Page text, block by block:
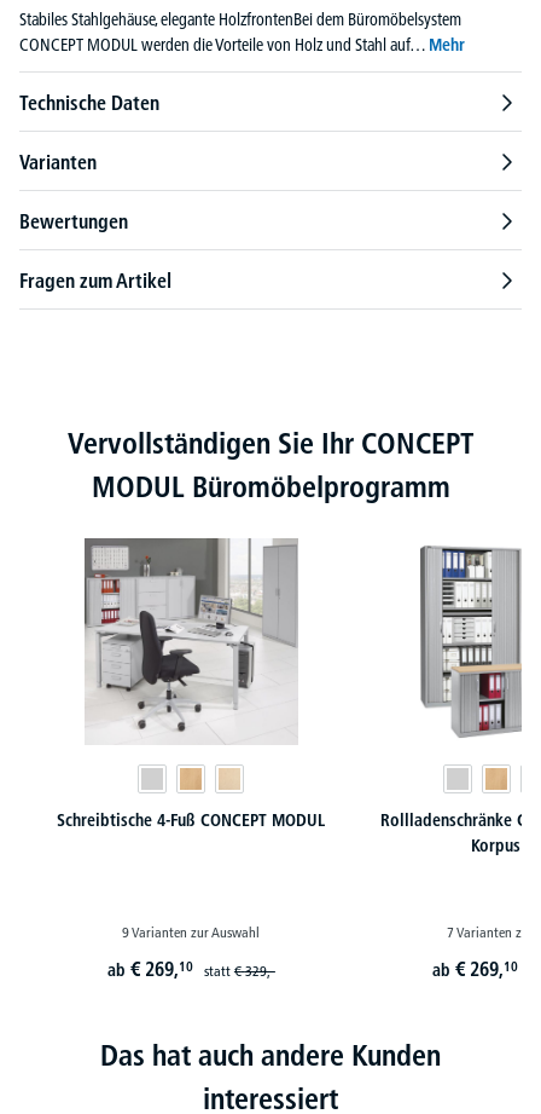
Stabiles Stahlgehäuse, elegante HolzfrontenBei dem Büromöbelsystem
CONCEPT MODUL werden die Vorteile von Holz und Stahl auf… Mehr
Technische Daten
Varianten
Bewertungen
Fragen zum Artikel
Produktgalerie überspringen
Vervollständigen Sie Ihr CONCEPT
MODUL Büromöbelprogramm
Schreibtische 4-Fuß CONCEPT MODUL
9 Varianten zur Auswahl
ab € 269,10 statt€ 329,-
Rollladenschränke
Korpus
7 Varianten zur
ab € 269,10
Das hat auch andere Kunden
interessiert